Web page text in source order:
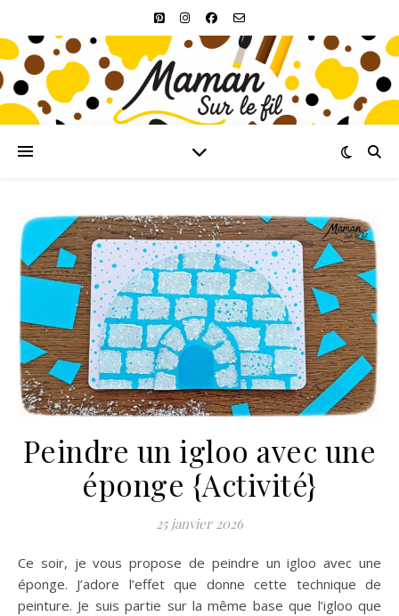
Peindre un igloo avec une
éponge {Activité}
25 janvier 2026
Ce soir, je vous propose de peindre un igloo avec une
éponge. J’adore l’effet que donne cette technique de
peinture. Je suis partie sur la même base que l’igloo que